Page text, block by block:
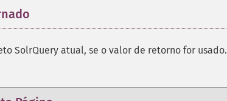
SolrQuery atual, se o valor de retorno for usado.